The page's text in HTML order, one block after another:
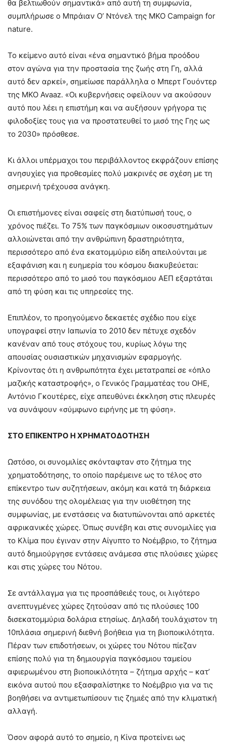
θα βελτιωθούν σημαντικά» από αυτή τη συμφωνία,
συμπλήρωσε ο Μπράιαν Ο’ Ντόνελ της ΜΚΟ Campaign for
nature.
Το κείμενο αυτό είναι «ένα σημαντικό βήμα προόδου
στον αγώνα για την προστασία της ζωής στη Γη, αλλά
αυτό δεν αρκεί», σημείωσε παράλληλα ο Μπερτ Γουόντερ
της ΜΚΟ Avaaz. «Οι κυβερνήσεις οφείλουν να ακούσουν
αυτό που λέει η επιστήμη και να αυξήσουν γρήγορα τις
φιλοδοξίες τους για να προστατευθεί το μισό της Γης ως
το 2030» πρόσθεσε.
Κι άλλοι υπέρμαχοι του περιβάλλοντος εκφράζουν επίσης
ανησυχίες για προθεσμίες πολύ μακρινές σε σχέση με τη
σημερινή τρέχουσα ανάγκη.
Οι επιστήμονες είναι σαφείς στη διατύπωσή τους, ο
χρόνος πιέζει. Το 75% των παγκόσμιων οικοσυστημάτων
αλλοιώνεται από την ανθρώπινη δραστηριότητα,
περισσότερο από ένα εκατομμύριο είδη απειλούνται με
εξαφάνιση και η ευημερία του κόσμου διακυβεύεται:
περισσότερο από το μισό του παγκόσμιου ΑΕΠ εξαρτάται
από τη φύση και τις υπηρεσίες της.
Επιπλέον, το προηγούμενο δεκαετές σχέδιο που είχε
υπογραφεί στην Ιαπωνία το 2010 δεν πέτυχε σχεδόν
κανέναν από τους στόχους του, κυρίως λόγω της
απουσίας ουσιαστικών μηχανισμών εφαρμογής.
Κρίνοντας ότι η ανθρωπότητα έχει μετατραπεί σε «όπλο
μαζικής καταστροφής», ο Γενικός Γραμματέας του ΟΗΕ,
Αντόνιο Γκουτέρες, είχε απευθύνει έκκληση στις πλευρές
να συνάψουν «σύμφωνο ειρήνης με τη φύση».
ΣΤΟ ΕΠΙΚΕΝΤΡΟ Η ΧΡΗΜΑΤΟΔΟΤΗΣΗ
Ωστόσο, οι συνομιλίες σκόνταφταν στο ζήτημα της
χρηματοδότησης, το οποίο παρέμεινε ως το τέλος στο
επίκεντρο των συζητήσεων, ακόμη και κατά τη διάρκεια
της συνόδου της ολομέλειας για την υιοθέτηση της
συμφωνίας, με ενστάσεις να διατυπώνονται από αρκετές
αφρικανικές χώρες. Όπως συνέβη και στις συνομιλίες για
το Κλίμα που έγιναν στην Αίγυπτο το Νοέμβριο, το ζήτημα
αυτό δημιούργησε εντάσεις ανάμεσα στις πλούσιες χώρες
και στις χώρες του Νότου.
Σε αντάλλαγμα για τις προσπάθειές τους, οι λιγότερο
ανεπτυγμένες χώρες ζητούσαν από τις πλούσιες 100
δισεκατομμύρια δολάρια ετησίως. Δηλαδή τουλάχιστον τη
10πλάσια σημερινή διεθνή βοήθεια για τη βιοποικιλότητα.
Πέραν των επιδοτήσεων, οι χώρες του Νότου πίεζαν
επίσης πολύ για τη δημιουργία παγκόσμιου ταμείου
αφιερωμένου στη βιοποικιλότητα – ζήτημα αρχής – κατ’
εικόνα αυτού που εξασφαλίστηκε το Νοέμβριο για να τις
βοηθήσει να αντιμετωπίσουν τις ζημιές από την κλιματική
αλλαγή.
Όσον αφορά αυτό το σημείο, η Κίνα προτείνει ως